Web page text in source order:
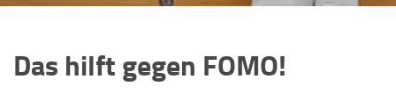
Das hilft gegen FOMO!